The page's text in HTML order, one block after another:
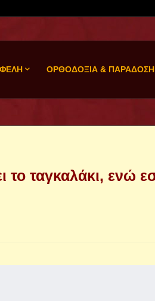
ΟΡΘΟΔΟΞΙΑ & ΠΑΡΑΔΟΣΗ
ταγκαλάκι, ενώ